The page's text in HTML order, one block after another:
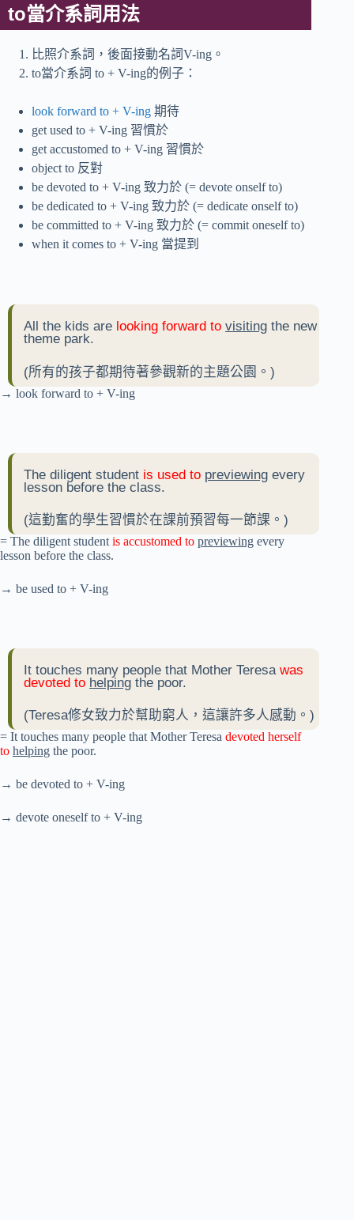
to當介系詞用法
比照介系詞，後面接動名詞V-ing。
to當介系詞 to + V-ing的例子：
look forward to + V-ing 期待
get used to + V-ing 習慣於
get accustomed to + V-ing 習慣於
object to 反對
be devoted to + V-ing 致力於 (= devote onself to)
be dedicated to + V-ing 致力於 (= dedicate onself to)
be committed to + V-ing 致力於 (= commit oneself to)
when it comes to + V-ing 當提到
All the kids are looking forward to visiting the new
theme park.
(所有的孩子都期待著參觀新的主題公園。)
→ look forward to + V-ing
The diligent student is used to previewing every
lesson before the class.
(這勤奮的學生習慣於在課前預習每一節課。)
= The diligent student is accustomed to previewing every
lesson before the class.
→ be used to + V-ing
It touches many people that Mother Teresa was
devoted to helping the poor.
(Teresa修女致力於幫助窮人，這讓許多人感動。)
= It touches many people that Mother Teresa devoted herself
to helping the poor.
→ be devoted to + V-ing
→ devote oneself to + V-ing